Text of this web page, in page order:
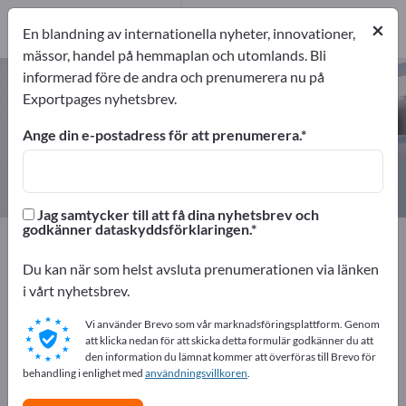
Strålskyddshytter – hitta tillverkare
och leverantörer
1
1
Exportpages Säkerhet och skydd
Strålskydd
Strålskyddshytter
Annonsera gratis på Exportpages!
Behov – Erbjudanden – Begagnade varor –
Affärskontakter >> börja här
×
En blandning av internationella nyheter, innovationer,
mässor, handel på hemmaplan och utomlands. Bli
informerad före de andra och prenumerera nu på
Exportpages nyhetsbrev.
Ange din e-postadress för att prenumerera.
Jag samtycker till att få dina nyhetsbrev och
godkänner dataskyddsförklaringen.
Du kan när som helst avsluta prenumerationen via länken
i vårt nyhetsbrev.
Vi använder Brevo som vår marknadsföringsplattform. Genom
att klicka nedan för att skicka detta formulär godkänner du att
den information du lämnat kommer att överföras till Brevo för
behandling i enlighet med användningsvillkoren.